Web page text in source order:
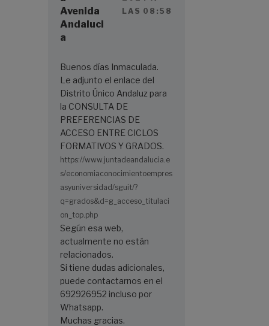
Avenida
Andaluci
a
LAS 08:58
Buenos días Inmaculada.
Le adjunto el enlace del
Distrito Único Andaluz para
la CONSULTA DE
PREFERENCIAS DE
ACCESO ENTRE CICLOS
FORMATIVOS Y GRADOS.
https://www.juntadeandalucia.e
s/economiaconocimientoempres
asyuniversidad/sguit/?
q=grados&d=g_acceso_titulaci
on_top.php
Según esa web,
actualmente no están
relacionados.
Si tiene dudas adicionales,
puede contactarnos en el
692926952 incluso por
Whatsapp.
Muchas gracias.